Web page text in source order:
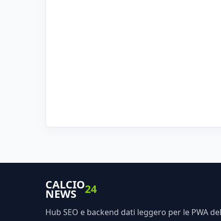
CALCIO
NEWS 24
Hub SEO e backend dati leggero per le PWA